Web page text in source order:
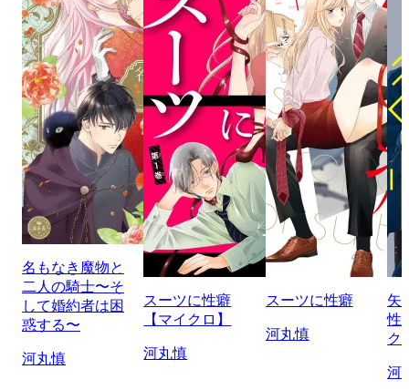
名もなき魔物と
二人の騎士〜そ
して婚約者は困
惑する〜
河丸慎
スーツに性癖
【マイクロ】
河丸慎
スーツに性癖
河丸慎
矢
性
ク
河